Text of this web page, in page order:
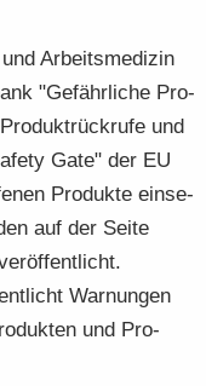
Ar­beits­me­di­zin
"Ge­fähr­li­che Pro­
und
Gate" der EU
Pro­duk­te ein­se­
auf der Seite
War­nun­gen
und Pro­